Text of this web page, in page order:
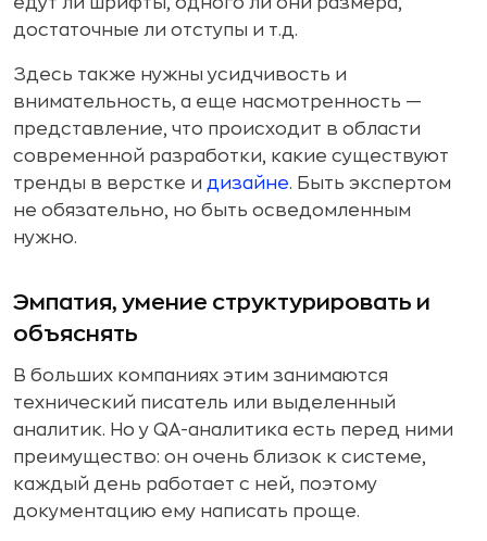
достаточные ли отступы и т.д.
Здесь также нужны усидчивость и
внимательность, а еще насмотренность —
представление, что происходит в области
современной разработки, какие существуют
тренды в верстке и дизайне. Быть экспертом
не обязательно, но быть осведомленным
нужно.
Эмпатия, умение структурировать и
объяснять
В больших компаниях этим занимаются
технический писатель или выделенный
аналитик. Но у QA-аналитика есть перед ними
преимущество: он очень близок к системе,
каждый день работает с ней, поэтому
документацию ему написать проще.